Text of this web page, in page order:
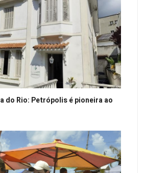
do Rio: Petrópolis é pioneira ao